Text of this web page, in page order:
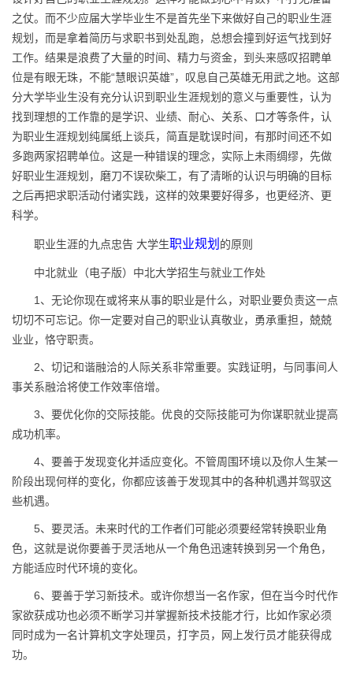
之仗。而不少应届大学毕业生不是首先坐下来做好自己的职业生涯
规划，而是拿着简历与求职书到处乱跑，总想会撞到好运气找到好
工作。结果是浪费了大量的时间、精力与资金，到头来感叹招聘单
位是有眼无珠，不能“慧眼识英雄”，叹息自己英雄无用武之地。这部
分大学毕业生没有充分认识到职业生涯规划的意义与重要性，认为
找到理想的工作靠的是学识、业绩、耐心、关系、口才等条件，认
为职业生涯规划纯属纸上谈兵，简直是耽误时间，有那时间还不如
多跑两家招聘单位。这是一种错误的理念，实际上未雨绸缪，先做
好职业生涯规划，磨刀不误砍柴工，有了清晰的认识与明确的目标
之后再把求职活动付诸实践，这样的效果要好得多，也更经济、更
科学。
职业生涯的九点忠告 大学生职业规划 的原则
中北就业（电子版）中北大学招生与就业工作处
1、无论你现在或将来从事的职业是什么，对职业要负责这一点
切切不可忘记。你一定要对自己的职业认真敬业，勇承重担，兢兢
业业，恪守职责。
2、切记和谐融洽的人际关系非常重要。实践证明，与同事间人
事关系融洽将使工作效率倍增。
3、要优化你的交际技能。优良的交际技能可为你谋职就业提高
成功机率。
4、要善于发现变化并适应变化。不管周围环境以及你人生某一
阶段出现何样的变化，你都应该善于发现其中的各种机遇并驾驭这
些机遇。
5、要灵活。未来时代的工作者们可能必须要经常转换职业角
色，这就是说你要善于灵活地从一个角色迅速转换到另一个角色，
方能适应时代环境的变化。
6、要善于学习新技术。或许你想当一名作家，但在当今时代作
家欲获成功也必须不断学习并掌握新技术技能才行，比如作家必须
同时成为一名计算机文字处理员，打字员，网上发行员才能获得成
功。